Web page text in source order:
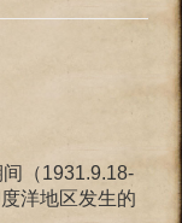
（1931.9.18-
洋地区发生的